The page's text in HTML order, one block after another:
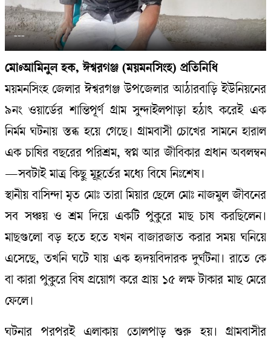
---
মোঃআমিনুল হক, ঈশ্বরগঞ্জ (ময়মনসিংহ) প্রতিনিধি
ময়মনসিংহ জেলার ঈশ্বরগঞ্জ উপজেলার আঠারবাড়ি ইউনিয়নের
৯নং ওয়ার্ডের শান্তিপূর্ণ গ্রাম সুন্দাইলপাড়া হঠাৎ করেই এক
নির্মম ঘটনায় স্তব্ধ হয়ে গেছে। গ্রামবাসী চোখের সামনে হারাল
এক চাষির বছরের পরিশ্রম, স্বপ্ন আর জীবিকার প্রধান অবলম্বন
—সবটাই মাত্র কিছু মূহূর্তের মধ্যে বিষে নিঃশেষ।
স্থানীয় বাসিন্দা মৃত মোঃ তারা মিয়ার ছেলে মোঃ নাজমুল জীবনের
সব সঞ্চয় ও শ্রম দিয়ে একটি পুকুরে মাছ চাষ করছিলেন।
মাছগুলো বড় হতে হতে যখন বাজারজাত করার সময় ঘনিয়ে
এসেছে, তখনি ঘটে যায় এক হৃদয়বিদারক দুর্ঘটনা। রাতে কে
বা কারা পুকুরে বিষ প্রয়োগ করে প্রায় ১৫ লক্ষ টাকার মাছ মেরে
ফেলে।
ঘটনার পরপরই এলাকায় তোলপাড় শুরু হয়। গ্রামবাসীর